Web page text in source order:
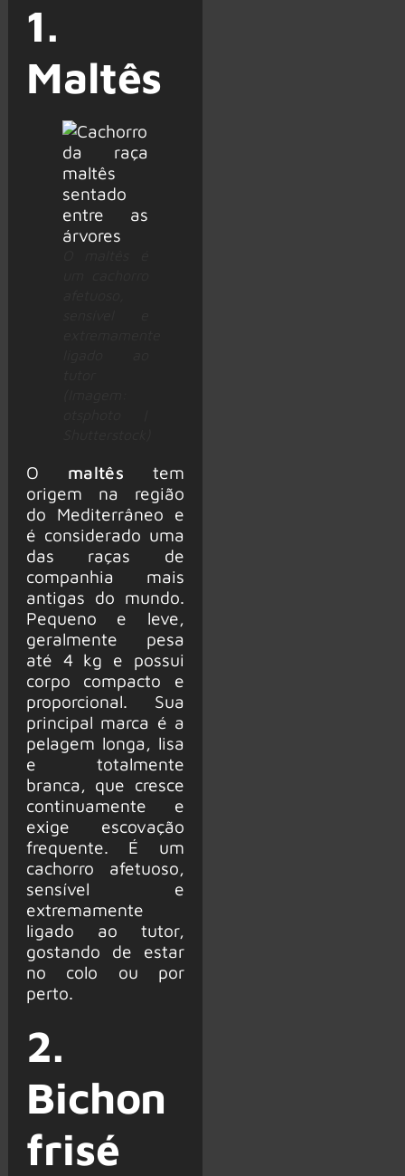
1.
Maltês
O maltês tem
origem na região
do Mediterrâneo e
é considerado uma
das raças de
companhia mais
antigas do mundo.
Pequeno e leve,
geralmente pesa
até 4 kg e possui
corpo compacto e
proporcional. Sua
principal marca é a
pelagem longa, lisa
e totalmente
branca, que cresce
continuamente e
exige escovação
frequente. É um
cachorro afetuoso,
sensível e
extremamente
ligado ao tutor,
gostando de estar
no colo ou por
perto.
2.
Bichon
frisé